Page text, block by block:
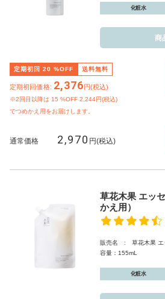
化粧水
商
定期初回 20 %OFF 送料無料
定期初回価格: 2,376円(税込)
※2回目以降は 15 %OFF 2,244円(税込)
でつめかえ用をお届けします。
通常価格 2,970 円(税込)
草花木果 エッ
かえ用）
販売名 : 草花木果 エ
容量：155mL
化粧水